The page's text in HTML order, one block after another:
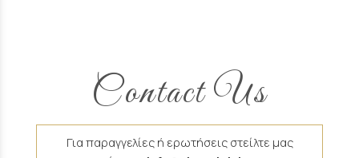
Contact Us
Για παραγγελίες ή ερωτήσεις στείλτε μας